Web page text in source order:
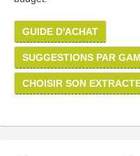
GUIDE D'ACHAT
SUGGESTIONS PAR
CHOISIR SON